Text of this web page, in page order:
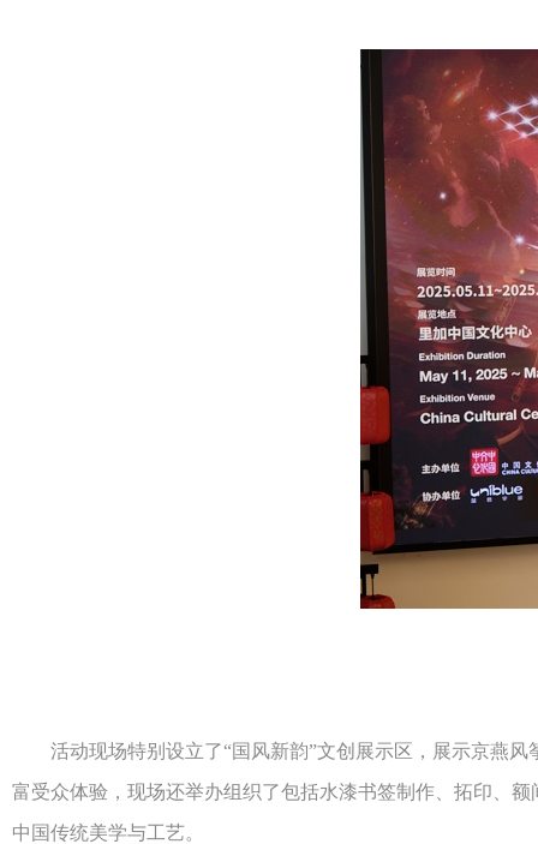
活动现场特别设立了“国风新韵”文创展示区，展示京燕风
富受众体验，现场还举办组织了包括水漆书签制作、拓印、
中国传统美学与工艺。